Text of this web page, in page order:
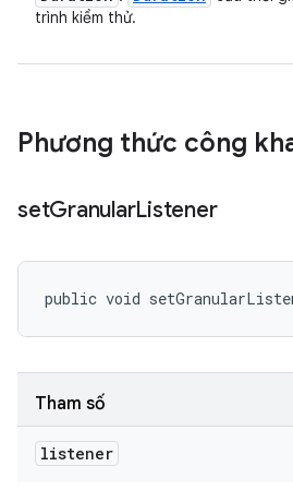
trình kiểm thử.
Phương thức công
setGranularListener
public void
Tham số
listener